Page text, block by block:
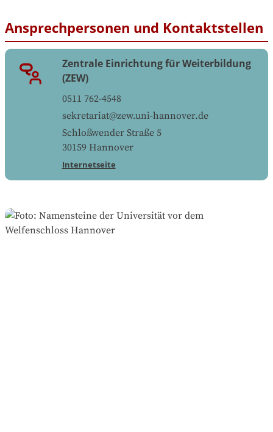
Ansprechpersonen und Kontaktstellen
Zentrale Einrichtung für Weiterbildung
(ZEW)
0511 762-4548
sekretariat@zew.uni-hannover.de
Schloßwender Straße 5
30159 Hannover
Internetseite